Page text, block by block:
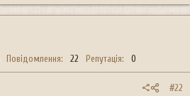
Повідомлення 22 Репутація 0
#22